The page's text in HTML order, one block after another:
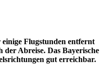
Flugstunden entfernt
Abreise. Das Bayerische
gut erreichbar.